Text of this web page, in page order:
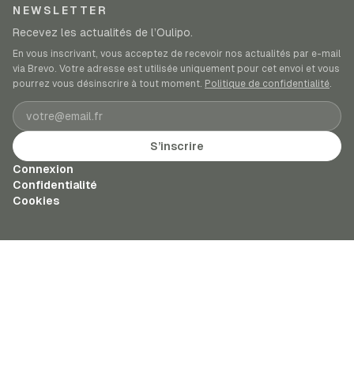
NEWSLETTER
Recevez les actualités de l’Oulipo.
En vous inscrivant, vous acceptez de recevoir nos actualités par e-mail
via Brevo. Votre adresse est utilisée uniquement pour cet envoi et vous
pourrez vous désinscrire à tout moment. Politique de confidentialité.
Adresse e-mail
S’inscrire
Connexion
Confidentialité
Cookies